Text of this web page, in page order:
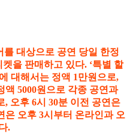
를 대상으로 공연 당일 한정
을 판매하고 있다. ‘특별 할
대해서는 정액 1만원으로,
액 5000원으로 각종 공연과
, 오후 6시 30분 이전 공연은
은 오후 3시부터 온라인과 오
.